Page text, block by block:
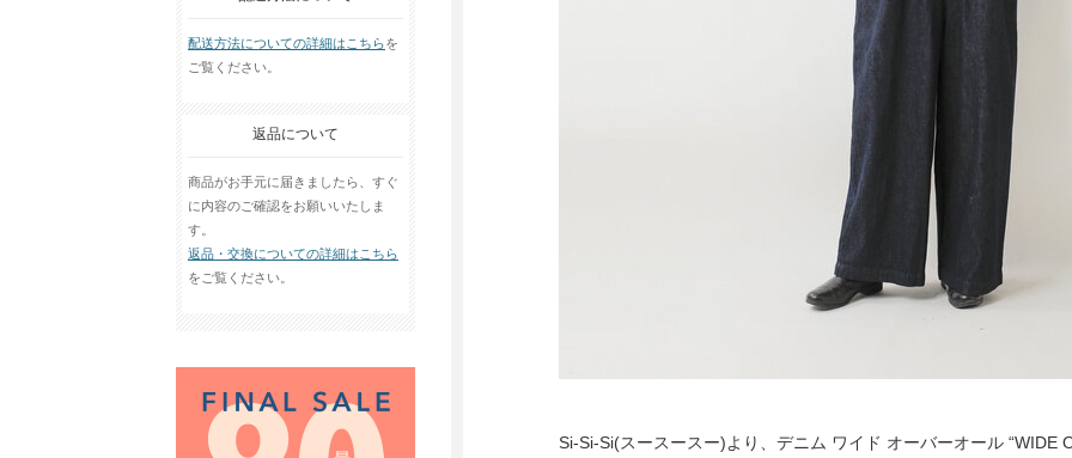
配送方法についての詳細はこちらを
ご覧ください。
返品について
商品がお手元に届きましたら、すぐ
に内容のご確認をお願いいたしま
す。
返品・交換についての詳細はこちら
をご覧ください。
Si-Si-Si(スースースー)より、デニム ワイド オーバーオール “WIDE